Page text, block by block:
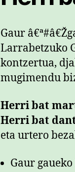
Gaur
Larrabetzuko
kontzertua,
mugimendu
Herri bat
Herri bat
eta urtero
Gaur